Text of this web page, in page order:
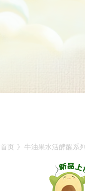
首页 》 牛油果水活酵醒系列